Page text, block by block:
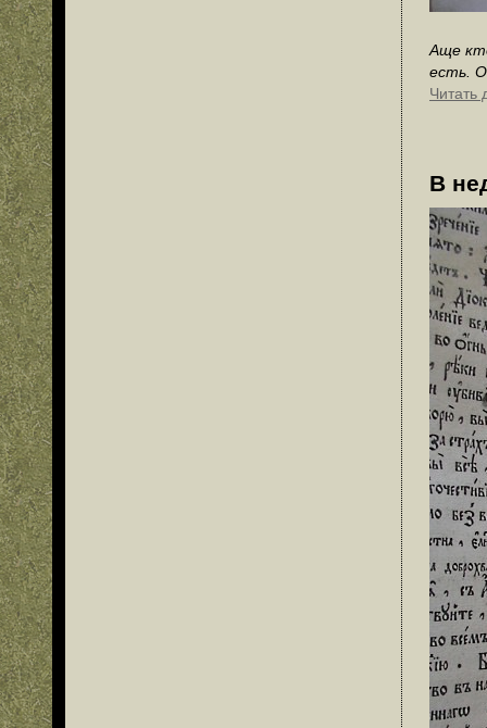
Аще
есть.
Читать
В